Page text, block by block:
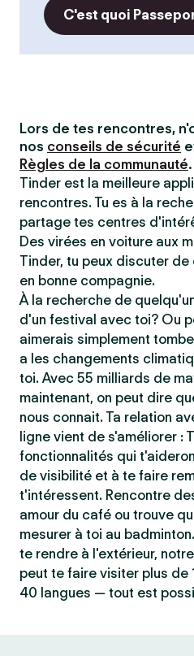
C'est quoi
Lors de tes rencontres,
nos conseils de sécurité
Règles de la communauté.
Tinder est la meilleure
rencontres. Tu es à la
partage tes centres
Des virées en voiture aux
Tinder, tu peux discuter de
en bonne compagnie.
À la recherche de
d'un festival avec toi? Ou
aimerais simplement
a les changements
toi. Avec 55 milliards de
maintenant, on peut dire
nous connait. Ta relation
ligne vient de s'améliorer :
fonctionnalités qui
de visibilité et à te faire
t'intéressent. Rencontre
amour du café ou trouve
mesurer à toi au
te rendre à l'extérieur,
peut te faire visiter plus de
40 langues — tout est